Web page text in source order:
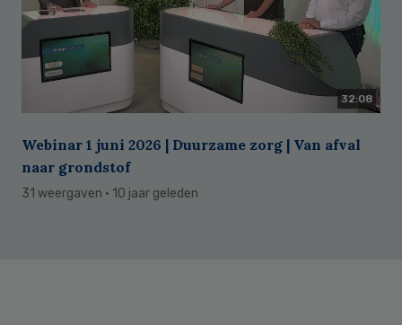
32:08
Webinar 1 juni 2026 | Duurzame zorg | Van afval
naar grondstof
31 weergaven · 10 jaar geleden